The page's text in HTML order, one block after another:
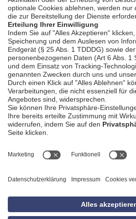
AGB
Datenschutzerklärung
Empfang